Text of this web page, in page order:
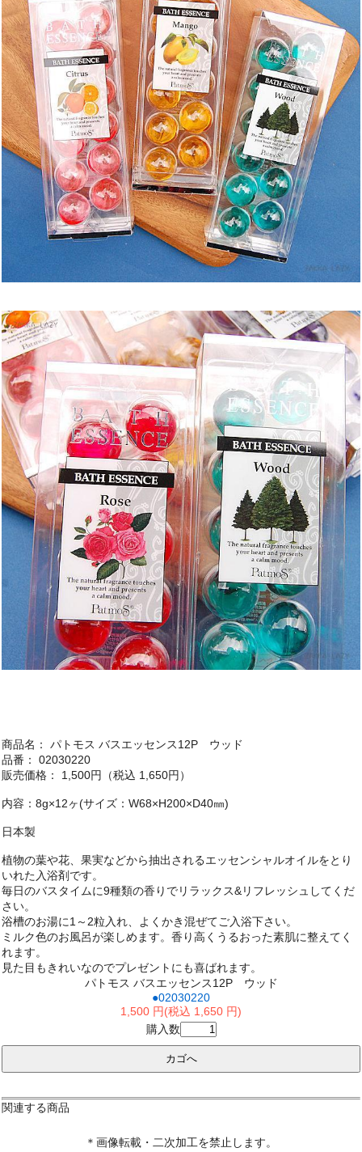
商品名： パトモス バスエッセンス12P ウッド
品番： 02030220
販売価格： 1,500円（税込 1,650円）
内容：8g×12ヶ(サイズ：W68×H200×D40㎜)
日本製
植物の葉や花、果実などから抽出されるエッセンシャルオイルをとり
いれた入浴剤です。
毎日のバスタイムに9種類の香りでリラックス&リフレッシュしてくだ
さい。
浴槽のお湯に1～2粒入れ、よくかき混ぜてご入浴下さい。
ミルク色のお風呂が楽しめます。香り高くうるおった素肌に整えてく
れます。
見た目もきれいなのでプレゼントにも喜ばれます。
パトモス バスエッセンス12P ウッド
●02030220
1,500 円(税込 1,650 円)
購入数
関連する商品
＊画像転載・二次加工を禁止します。